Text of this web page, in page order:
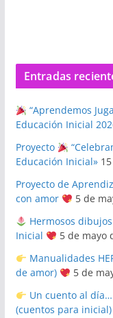
Entradas
“Aprendemos
Educación Inicial
Proyecto
Educación Inicial»
Proyecto de
con amor
5 de
Hermosos
Inicial
5 de mayo
Manualidades
de amor)
5 de
Un cuento al
(cuentos para inicial)